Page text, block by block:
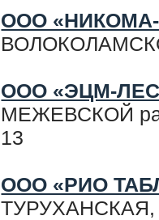
ООО
ООО «ЭЦМ-
МЕЖЕВСКОЙ
13
ООО «РИО
ТУРУХАНСКАЯ,